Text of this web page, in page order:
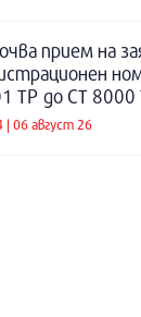
прием на
ТР до СТ 8000
| 06 август 26